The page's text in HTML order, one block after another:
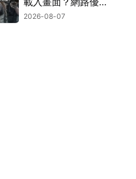
與資源釋放完整指
2026-08-07